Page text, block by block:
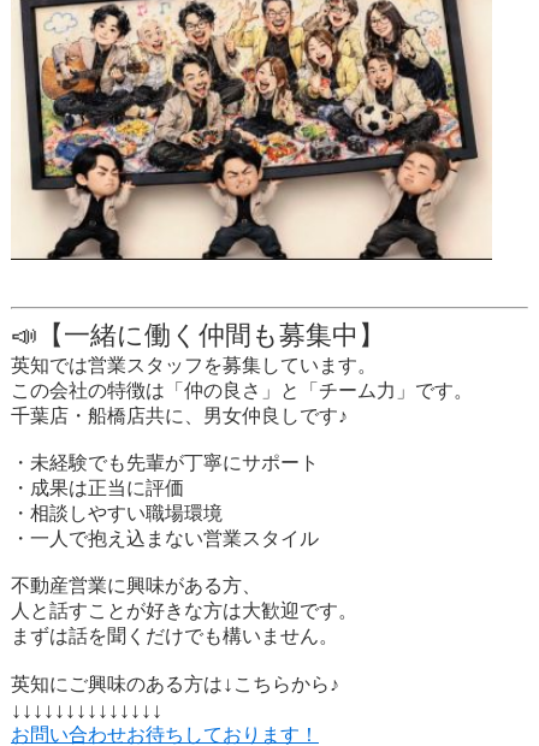
📣【一緒に働く仲間も募集中】
英知では営業スタッフを募集しています。
この会社の特徴は「仲の良さ」と「チーム力」です。
千葉店・船橋店共に、男女仲良しです♪
・未経験でも先輩が丁寧にサポート
・成果は正当に評価
・相談しやすい職場環境
・一人で抱え込まない営業スタイル
不動産営業に興味がある方、
人と話すことが好きな方は大歓迎です。
まずは話を聞くだけでも構いません。
英知にご興味のある方は↓ こちらから♪
↓↓↓↓↓↓↓↓↓↓↓↓↓↓
お問い合わせお待ちしております！